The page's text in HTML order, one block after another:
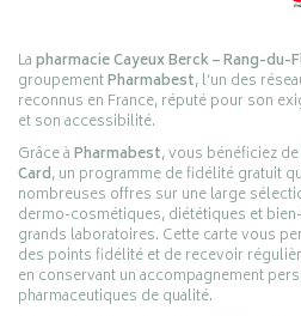
Lapharmacie Cayeux Berck – Rang-du-
groupementPharmabest, l’un des
reconnus en France, réputé pour son
et son accessibilité.
Grâce àPharmabest, vous bénéficiez
Card, un programme de fidélité gratuit
nombreuses offres sur une large
dermo-cosmétiques, diététiques et
grands laboratoires. Cette carte vous
des points fidélité et de recevoir
en conservant un accompagnement
pharmaceutiques de qualité.